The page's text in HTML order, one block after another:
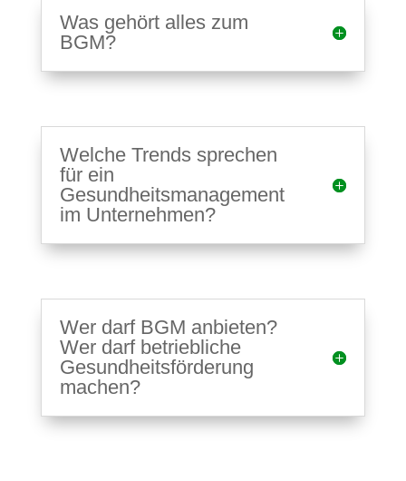
Was gehört alles zum
BGM?
Welche Trends sprechen
für ein
Gesundheitsmanagement
im Unternehmen?
Wer darf BGM anbieten?
Wer darf betriebliche
Gesundheitsförderung
machen?